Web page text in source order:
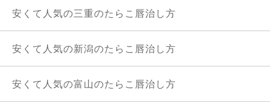
安くて人気の三重のたらこ唇治し方
安くて人気の新潟のたらこ唇治し方
安くて人気の富山のたらこ唇治し方